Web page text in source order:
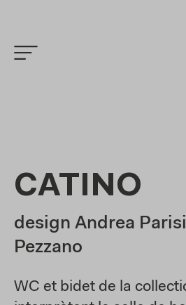
CATINO
design Andrea
Pezzano
WC et bidet de la